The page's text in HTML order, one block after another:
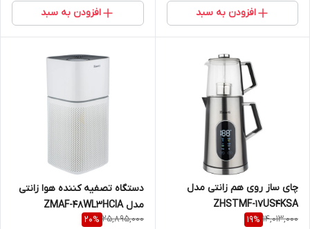
افزودن به سبد افزودن به سبد
چای ساز روی هم زانتی مدل
ZHSTMF-17US4KSA
14,013,000
19%
دستگاه تصفیه کننده هوا زانتی
مدل ZMAF-48WL3HCIA
25,895,000
20%